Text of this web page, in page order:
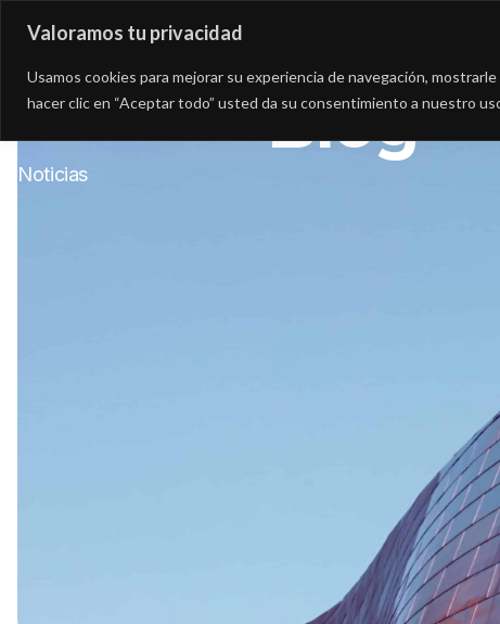
Valoramos tu privacidad
Usamos cookies para mejorar su experiencia de navegación,
hacer clic en “Aceptar todo” usted da su consentimiento a nuestro
Blog
Noticias